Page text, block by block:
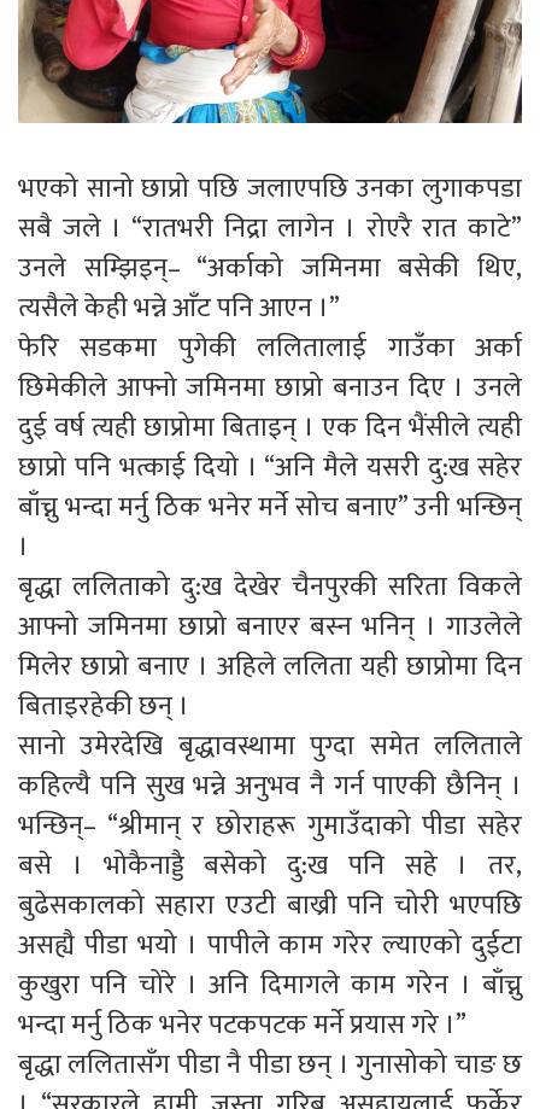
भएको सानो छाप्रो पछि जलाएपछि उनका लुगाकपडा
सबै जले । “रातभरी निद्रा लागेन । रोएरै रात काटे”
उनले सम्झिइन्– “अर्काको जमिनमा बसेकी थिए,
त्यसैले केही भन्ने आँट पनि आएन ।”
फेरि सडकमा पुगेकी ललितालाई गाउँका अर्का
छिमेकीले आफ्नो जमिनमा छाप्रो बनाउन दिए । उनले
दुई वर्ष त्यही छाप्रोमा बिताइन् । एक दिन भैंसीले त्यही
छाप्रो पनि भत्काई दियो । “अनि मैले यसरी दु:ख सहेर
बाँच्नु भन्दा मर्नु ठिक भनेर मर्ने सोच बनाए” उनी भन्छिन्
।
बृद्धा ललिताको दु:ख देखेर चैनपुरकी सरिता विकले
आफ्नो जमिनमा छाप्रो बनाएर बस्न भनिन् । गाउलेले
मिलेर छाप्रो बनाए । अहिले ललिता यही छाप्रोमा दिन
बिताइरहेकी छन् ।
सानो उमेरदेखि बृद्धावस्थामा पुग्दा समेत ललिताले
कहिल्यै पनि सुख भन्ने अनुभव नै गर्न पाएकी छैनिन् ।
भन्छिन्– “श्रीमान् र छोराहरू गुमाउँदाको पीडा सहेर
बसे । भोकैनाड्डै बसेको दु:ख पनि सहे । तर,
बुढेसकालको सहारा एउटी बाख्री पनि चोरी भएपछि
असह्यै पीडा भयो । पापीले काम गरेर ल्याएको दुईटा
कुखुरा पनि चोरे । अनि दिमागले काम गरेन । बाँच्नु
भन्दा मर्नु ठिक भनेर पटकपटक मर्ने प्रयास गरे ।”
बृद्धा ललितासँग पीडा नै पीडा छन् । गुनासोको चाङ छ